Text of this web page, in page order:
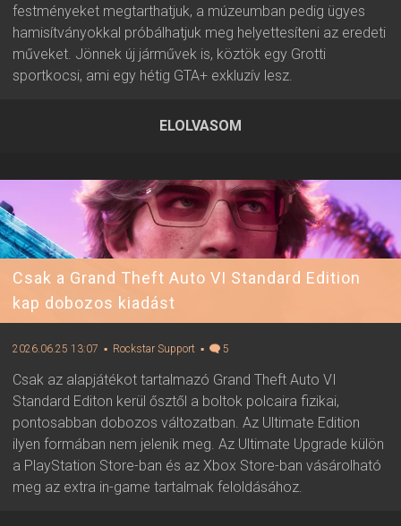
festményeket megtarthatjuk, a múzeumban pedig ügyes
hamisítványokkal próbálhatjuk meg helyettesíteni az eredeti
műveket. Jönnek új járművek is, köztök egy Grotti
sportkocsi, ami egy hétig GTA+ exkluzív lesz.
2026.07.09 16:26 ▪ Forrás:Rockstar Newswire
ELOLVASOM
Csak a Grand Theft Auto VI Standard Edition
kap dobozos kiadást
2026.06.25 13:07 ▪ Rockstar Support ▪ 5
Csak az alapjátékot tartalmazó Grand Theft Auto VI
Standard Editon kerül ősztől a boltok polcaira fizikai,
pontosabban dobozos változatban. Az Ultimate Edition
ilyen formában nem jelenik meg. Az Ultimate Upgrade külön
a PlayStation Store-ban és az Xbox Store-ban vásárolható
meg az extra in-game tartalmak feloldásához.